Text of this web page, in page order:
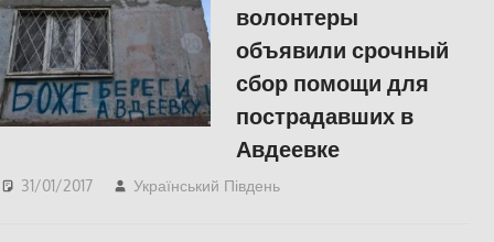
волонтеры
объявили срочный
сбор помощи для
пострадавших в
Авдеевке
31/01/2017 Український Південь